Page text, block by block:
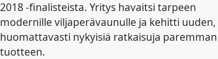
2018 -finalisteista. Yritys havaitsi tarpeen
modernille viljaperävaunulle ja kehitti uuden,
huomattavasti nykyisiä ratkaisuja paremman
tuotteen.